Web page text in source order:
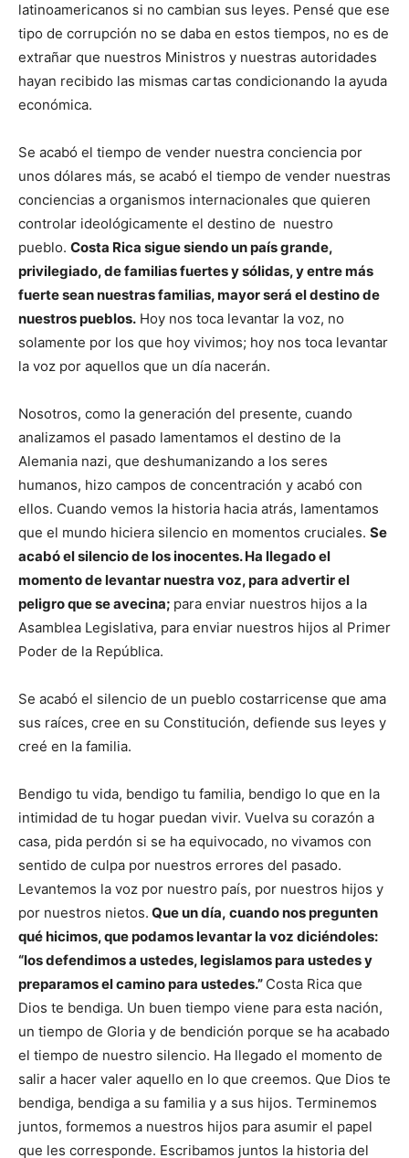
latinoamericanos si no cambian sus leyes. Pensé que ese
tipo de corrupción no se daba en estos tiempos, no es de
extrañar que nuestros Ministros y nuestras autoridades
hayan recibido las mismas cartas condicionando la ayuda
económica.
Se acabó el tiempo de vender nuestra conciencia por
unos dólares más, se acabó el tiempo de vender nuestras
conciencias a organismos internacionales que quieren
controlar ideológicamente el destino de nuestro
pueblo. Costa Rica sigue siendo un país grande,
privilegiado, de familias fuertes y sólidas, y entre más
fuerte sean nuestras familias, mayor será el destino de
nuestros pueblos. Hoy nos toca levantar la voz, no
solamente por los que hoy vivimos; hoy nos toca levantar
la voz por aquellos que un día nacerán.
Nosotros, como la generación del presente, cuando
analizamos el pasado lamentamos el destino de la
Alemania nazi, que deshumanizando a los seres
humanos, hizo campos de concentración y acabó con
ellos. Cuando vemos la historia hacia atrás, lamentamos
que el mundo hiciera silencio en momentos cruciales. Se
acabó el silencio de los inocentes. Ha llegado el
momento de levantar nuestra voz, para advertir el
peligro que se avecina; para enviar nuestros hijos a la
Asamblea Legislativa, para enviar nuestros hijos al Primer
Poder de la República.
Se acabó el silencio de un pueblo costarricense que ama
sus raíces, cree en su Constitución, defiende sus leyes y
creé en la familia.
Bendigo tu vida, bendigo tu familia, bendigo lo que en la
intimidad de tu hogar puedan vivir. Vuelva su corazón a
casa, pida perdón si se ha equivocado, no vivamos con
sentido de culpa por nuestros errores del pasado.
Levantemos la voz por nuestro país, por nuestros hijos y
por nuestros nietos. Que un día, cuando nos pregunten
qué hicimos, que podamos levantar la voz diciéndoles:
“los defendimos a ustedes, legislamos para ustedes y
preparamos el camino para ustedes.” Costa Rica que
Dios te bendiga. Un buen tiempo viene para esta nación,
un tiempo de Gloria y de bendición porque se ha acabado
el tiempo de nuestro silencio. Ha llegado el momento de
salir a hacer valer aquello en lo que creemos. Que Dios te
bendiga, bendiga a su familia y a sus hijos. Terminemos
juntos, formemos a nuestros hijos para asumir el papel
que les corresponde. Escribamos juntos la historia del